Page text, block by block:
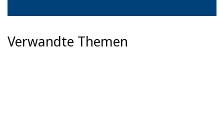
Verwandte Themen